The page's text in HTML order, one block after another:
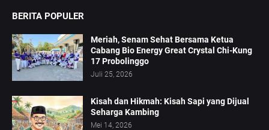
BERITA POPULER
Meriah, Senam Sehat Bersama Ketua
Cabang Bio Energy Great Crystal Chi-Kung
17 Probolinggo
Juli 25, 2026
Kisah dan Hikmah: Kisah Sapi yang Dijual
Seharga Kambing
Mei 14, 2026